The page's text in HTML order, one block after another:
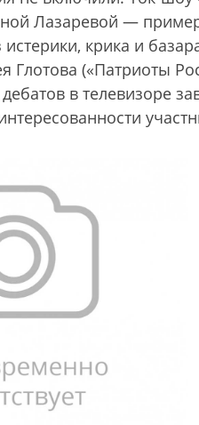
Лазаревой —
истерики, крика и
Глотова («Патриоты
в телевизоре